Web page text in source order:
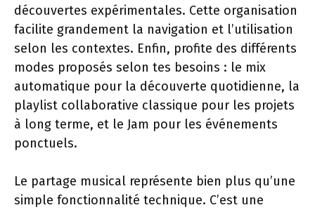
découvertes expérimentales. Cette organisation
facilite grandement la navigation et l’utilisation
selon les contextes. Enfin, profite des différents
modes proposés selon tes besoins : le mix
automatique pour la découverte quotidienne, la
playlist collaborative classique pour les projets
à long terme, et le Jam pour les événements
ponctuels.
Le partage musical représente bien plus qu’une
simple fonctionnalité technique. C’est une